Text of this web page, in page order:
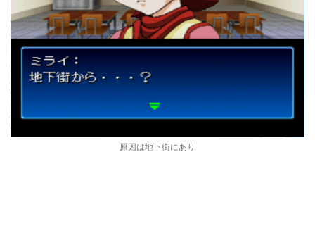
原因は地下街にあり